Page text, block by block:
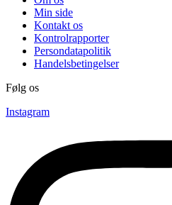
Min side
Kontakt os
Kontrolrapporter
Persondatapolitik
Handelsbetingelser
Følg os
Instagram